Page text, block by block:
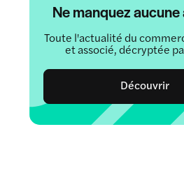
Ne manquez
Toute l'actualité du
et associé, décryptée
Découvrir